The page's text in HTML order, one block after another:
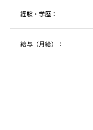
経験・学歴：
給与（月給）：